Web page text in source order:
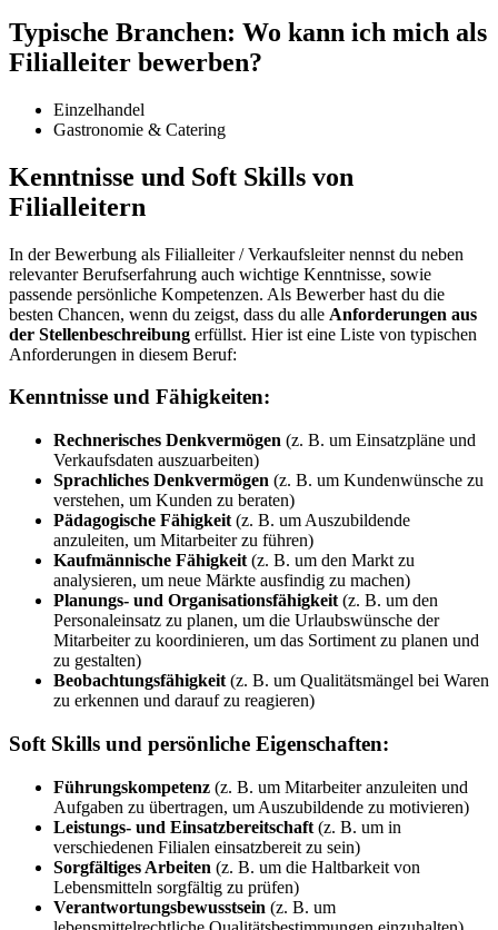
Typische Branchen: Wo kann ich mich als
Filialleiter bewerben?
Einzelhandel
Gastronomie & Catering
Kenntnisse und Soft Skills von
Filialleitern
In der Bewerbung als Filialleiter / Verkaufsleiter nennst du neben
relevanter Berufserfahrung auch wichtige Kenntnisse, sowie
passende persönliche Kompetenzen. Als Bewerber hast du die
besten Chancen, wenn du zeigst, dass du alle Anforderungen aus
der Stellenbeschreibung erfüllst. Hier ist eine Liste von typischen
Anforderungen in diesem Beruf:
Kenntnisse und Fähigkeiten:
Rechnerisches Denkvermögen (z. B. um Einsatzpläne und
Verkaufsdaten auszuarbeiten)
Sprachliches Denkvermögen (z. B. um Kundenwünsche zu
verstehen, um Kunden zu beraten)
Pädagogische Fähigkeit (z. B. um Auszubildende
anzuleiten, um Mitarbeiter zu führen)
Kaufmännische Fähigkeit (z. B. um den Markt zu
analysieren, um neue Märkte ausfindig zu machen)
Planungs- und Organisationsfähigkeit (z. B. um den
Personaleinsatz zu planen, um die Urlaubswünsche der
Mitarbeiter zu koordinieren, um das Sortiment zu planen und
zu gestalten)
Beobachtungsfähigkeit (z. B. um Qualitätsmängel bei Waren
zu erkennen und darauf zu reagieren)
Soft Skills und persönliche Eigenschaften:
Führungskompetenz (z. B. um Mitarbeiter anzuleiten und
Aufgaben zu übertragen, um Auszubildende zu motivieren)
Leistungs- und Einsatzbereitschaft (z. B. um in
verschiedenen Filialen einsatzbereit zu sein)
Sorgfältiges Arbeiten (z. B. um die Haltbarkeit von
Lebensmitteln sorgfältig zu prüfen)
Verantwortungsbewusstsein (z. B. um